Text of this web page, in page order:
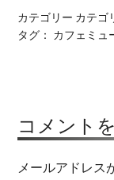
カテゴリー カテゴ
タグ： カフェミュ
コメント
メールアドレス